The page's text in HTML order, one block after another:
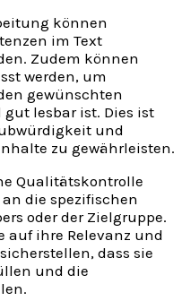
können
im Text
Zudem können
werden, um
gewünschten
lesbar ist. Dies ist
und
zu gewährleisten.
Qualitätskontrolle
die spezifischen
oder der Zielgruppe.
auf ihre Relevanz und
dass sie
und die